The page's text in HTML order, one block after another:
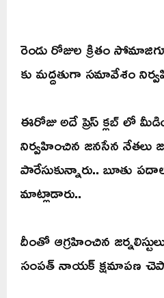
రెండు రోజుల క్రితం
కు మద్దతుగా సమావేశం
ఈరోజు అదే ప్రెస్ క్లబ్ లో
నిర్వహించిన జనసేన నేతలు
పారేసుకున్నారు.. బూతు
మాట్లాడారు..
దీంతో ఆగ్రహించిన
సంపత్ నాయక్ క్షమాపణ